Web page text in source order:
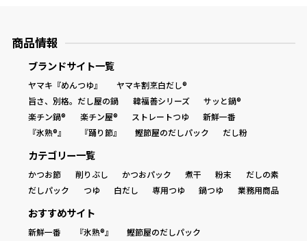
商品情報
ブランドサイト一覧
ヤマキ『めんつゆ』
ヤマキ割烹白だし®
旨さ、別格。だし屋の鍋
韓福善シリーズ
サッと鍋®
楽チン鍋®
楽チン屋® ストレートつゆ
新鮮一番
『氷熟®』
『踊り節』 鰹節屋のだしパック だし粉
カテゴリー一覧
かつお節 削りぶし かつおパック 煮干 粉末
だしの素
だしパック
つゆ 白だし 専用つゆ 鍋つゆ 業務用商品
おすすめサイト
新鮮一番 『氷熟®』 鰹節屋のだしパック